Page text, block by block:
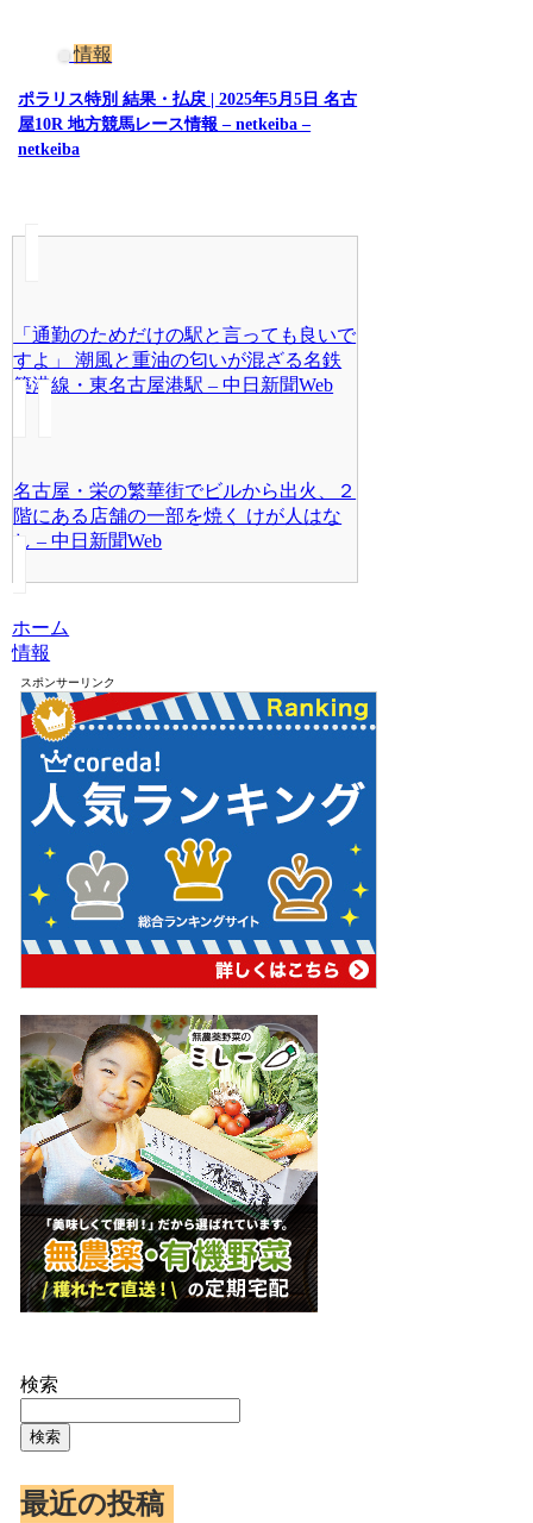
情報
ポラリス特別 結果・払戻 | 2025年5月5日 名古
屋10R 地方競馬レース情報 – netkeiba –
netkeiba
「通勤のためだけの駅と言っても良いで
すよ」 潮風と重油の匂いが混ざる名鉄
築港線・東名古屋港駅 – 中日新聞Web
名古屋・栄の繁華街でビルから出火、２
階にある店舗の一部を焼く けが人はな
し – 中日新聞Web
ホーム
情報
スポンサーリンク
検索
検索
最近の投稿